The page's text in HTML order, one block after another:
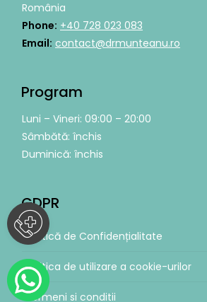
România
Phone: +40 728 023 083
Email: contact@drmunteanu.ro
Program
Luni – Vineri: 09:00 – 20:00
Sâmbătă: închis
Duminică: închis
GDPR
Politică de Confidențialitate
Politica de utilizare a cookie-urilor
Termeni si conditii